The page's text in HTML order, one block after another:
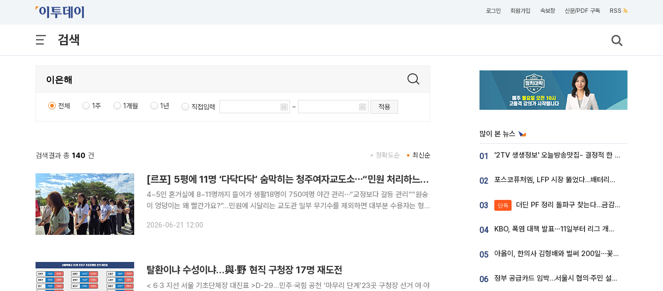
로그인 회원가입 속보창 신문/PDF 구독 RSS
검색
전체 1주 1개월 1년 직접입력 ~ 적용
검색결과 총 140 건 최신순
정확도순
[르포] 5평에 11명 ‘다닥다닥’ 숨막히는 청주여자교도소⋯“민원 처리하느라 교화 집중 못해”
4~5인 혼거실에 8~11명까지 들어가 생활18명이 750여명 야간 관리⋯“교정보다 갈등 관리”“원숭
이 엉덩이는 왜 빨간가요?”...민원에 시달리는 교도관 일부 무기수를 제외하면 대부분 수용자는 형
그러나 청주여자교도소의 현실은 그 취지와 거리가 있다. 현장 교
2026-06-21 12:00
탈환이냐 수성이냐…與‧野 현직 구청장 17명 재도전
< 6‧3 지선 서울 기초단체장 대진표 >D-29…민주‧국힘 공천 ‘마무리 단계’23곳 구청장 선거 여‧야
많이 본 뉴스
01 '2TV 생생정보' 오늘방송맛집- 결정적 한 수, 3종 메밀면! 메밀 소바 맛집 '의○○○○'
02 포스코퓨처엠, LFP 시장 뚫었다…배터리사와 대규모 장기 공급 합의
03 단독 더딘 PF 정리 돌파구 찾는다…금감원, 1년 반 만에 매각설명회 재개
04 KBO, 폭염 대책 발표⋯11일부터 리그 개시ㆍ경기 오후 7시 시작
05 아옳이, 한의사 김형배와 벌써 200일⋯꽃다발 들고 "프러포즈 아냐"
06 정부 공급카드 임박…서울시 협의·주민 설득이 성패 가른다 [부동산 해법 전쟁]